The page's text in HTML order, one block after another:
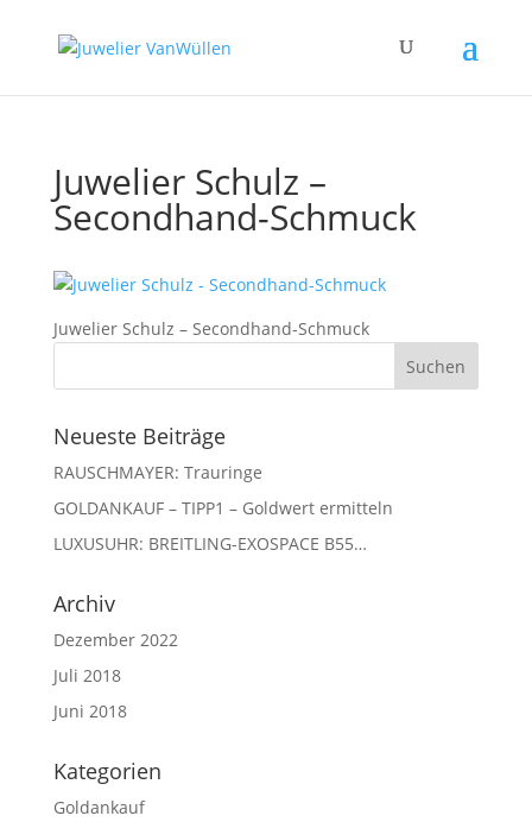
Juwelier Schulz –
Secondhand-Schmuck
Juwelier Schulz – Secondhand-Schmuck
Neueste Beiträge
RAUSCHMAYER: Trauringe
GOLDANKAUF – TIPP1 – Goldwert ermitteln
LUXUSUHR: BREITLING-EXOSPACE B55…
Archiv
Dezember 2022
Juli 2018
Juni 2018
Kategorien
Goldankauf